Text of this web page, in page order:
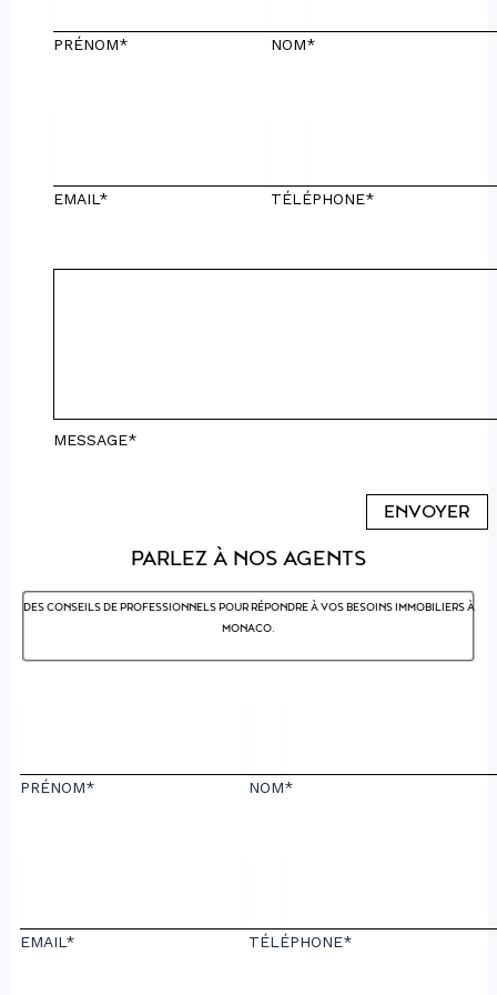
PRÉNOM* NOM*
EMAIL* TÉLÉPHONE*
MESSAGE*
PARLEZ À NOS AGENTS
DES CONSEILS DE PROFESSIONNELS POUR RÉPONDRE À VOS BESOINS IMMOBILIERS À
MONACO.
PRÉNOM* NOM*
EMAIL* TÉLÉPHONE*